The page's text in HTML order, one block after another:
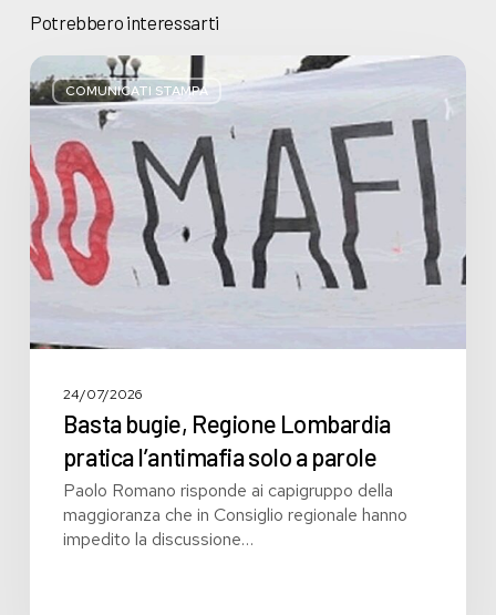
Potrebbero interessarti
COMUNICATI STAMPA
Basta
bugie,
Regione
Lombardia
pratica
l’antimafia
solo
a
parole
24/07/2026
Basta bugie, Regione Lombardia
pratica l’antimafia solo a parole
Paolo Romano risponde ai capigruppo della
maggioranza che in Consiglio regionale hanno
impedito la discussione…